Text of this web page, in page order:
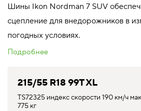
Шины Ikon Nordman 7 SUV
сцепление для внедорожников в
погодных условиях.
Подробнее
215/55 R18 99T XL
TS72325 индекс скорости 190 км/ч
775 кг